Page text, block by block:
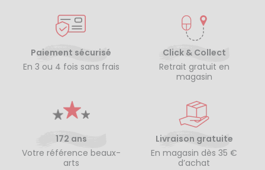
Paiement sécurisé
En 3 ou 4 fois sans frais
Click & Collect
Retrait gratuit en
magasin
172 ans
Votre référence beaux-
arts
Livraison gratuite
En magasin dès 35 €
d’achat